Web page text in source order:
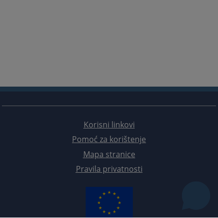
Korisni linkovi
Pomoć za korištenje
Mapa stranice
Pravila privatnosti